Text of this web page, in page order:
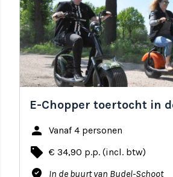
E-Chopper toertocht in
person Vanaf 4 personen
local_offer € 34,90 p.p. (incl. btw)
In de buurt van Budel-Schoot